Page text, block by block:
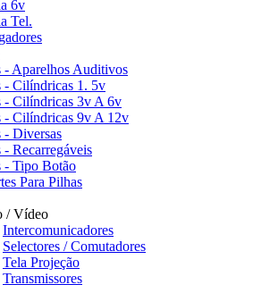
6v
Tel.
- Aparelhos Auditivos
- Cilíndricas 1. 5v
- Cilíndricas 3v A 6v
- Cilíndricas 9v A 12v
- Diversas
- Recarregáveis
- Tipo Botão
Para Pilhas
/ Vídeo
Intercomunicadores
Selectores / Comutadores
Tela Projeção
Transmissores